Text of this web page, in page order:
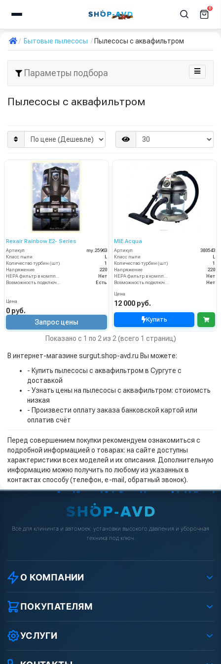
0
Бытовые пылесосы Пылесосы с аквафильтром
Параметры подбора
Пылесосы с аквафильтром
Rexair Rainbow E2- Series
Артикул
my.25963
Класс пыли
Количество турбин (шт)
1
Напряжение
220
Нет
Есть
Цена
0 руб.
Запрос цены
MIE Acqua
Артикул
380543
Класс пыли
Количество турбин (шт)
1
Напряжение
220
Нет
Нет
Цена
12 000 руб.
Купить
Показано с 1 по 2 из 2 (всего 1 страниц)
В интернет-магазине surgut.shop-avd.ru Вы можете:
- Купить пылесосы с аквафильтром в Сургуте с
доставкой
- Узнать цены на пылесосы с аквафильтром: стоиомсть
низкая
- Произвести оплату заказа банковской картой или
оплатив счёт
Перед совершением покупки рекомендуем ознакомиться с
подробной информацией о товарах: на сайте доступны
характеристики всех моделей и их описания. Дополнительную
информацию можно получить по любому из указанных в
контактах способу (телефон, e-mail, обратный звонок).
Всё для клининга и автомоек: установки высокого давления и уборочная
техника под ключ.
О КОМПАНИИ
О компании
Реквизиты ООО «Шоп АВД»
Защита данных клиента
Условия соглашения
Вакансии
ПОКУПАТЕЛЯМ
Как заказать?
Оплата
Доставка
УСЛУГИ
Ремонт АВД
Сертификаты